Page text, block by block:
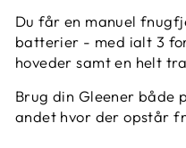
Du får en manuel
batterier - med ialt 3
hoveder samt en helt
Brug din Gleener både
andet hvor der opstår